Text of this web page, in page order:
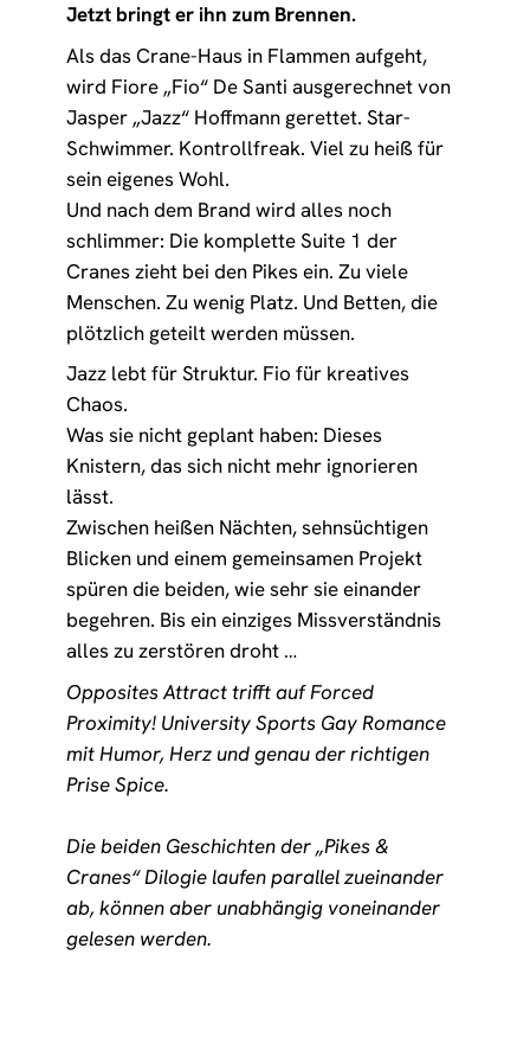
Jetzt bringt er ihn zum Brennen.
Als das Crane-Haus in Flammen aufgeht,
wird Fiore „Fio“ De Santi ausgerechnet von
Jasper „Jazz“ Hoffmann gerettet. Star-
Schwimmer. Kontrollfreak. Viel zu heiß für
sein eigenes Wohl.
Und nach dem Brand wird alles noch
schlimmer: Die komplette Suite 1 der
Cranes zieht bei den Pikes ein. Zu viele
Menschen. Zu wenig Platz. Und Betten, die
plötzlich geteilt werden müssen.
Jazz lebt für Struktur. Fio für kreatives
Chaos.
Was sie nicht geplant haben: Dieses
Knistern, das sich nicht mehr ignorieren
lässt.
Zwischen heißen Nächten, sehnsüchtigen
Blicken und einem gemeinsamen Projekt
spüren die beiden, wie sehr sie einander
begehren. Bis ein einziges Missverständnis
alles zu zerstören droht …
Opposites Attract trifft auf Forced
Proximity! University Sports Gay Romance
mit Humor, Herz und genau der richtigen
Prise Spice.
Die beiden Geschichten der „Pikes &
Cranes“ Dilogie laufen parallel zueinander
ab, können aber unabhängig voneinander
gelesen werden.